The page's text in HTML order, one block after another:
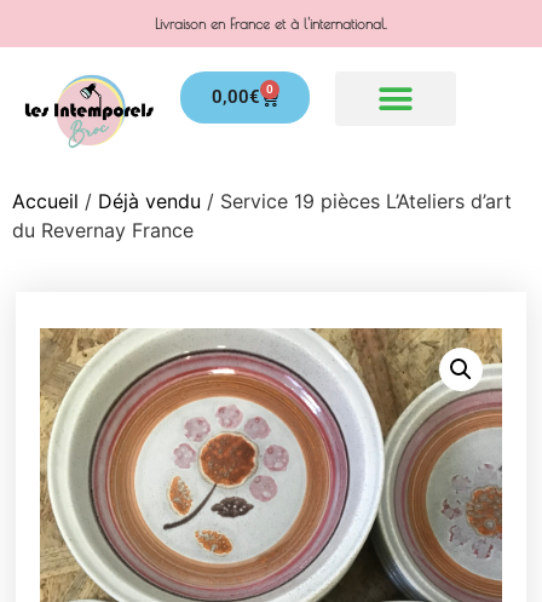
Livraison en France et à l'international.
0,00€ 0
Accueil / Déjà vendu / Service 19 pièces L’Ateliers d’art
du Revernay France